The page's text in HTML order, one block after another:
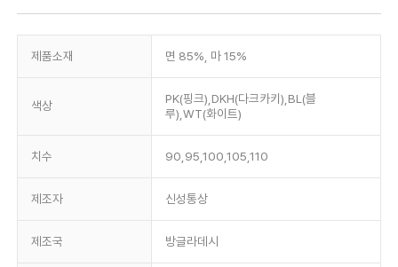
제품소재 면 85%, 마 15%
색상
PK(핑크),DKH(다크카키),BL(블
루),WT(화이트)
치수 90,95,100,105,110
제조자 신성통상
제조국 방글라데시